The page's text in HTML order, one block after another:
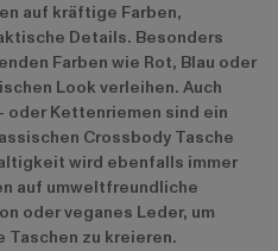
auf kräftige Farben,
Details. Besonders
Farben wie Rot, Blau oder
Look verleihen. Auch
Kettenriemen sind ein
Crossbody Tasche
wird ebenfalls immer
auf umweltfreundliche
oder veganes Leder, um
zu kreieren.